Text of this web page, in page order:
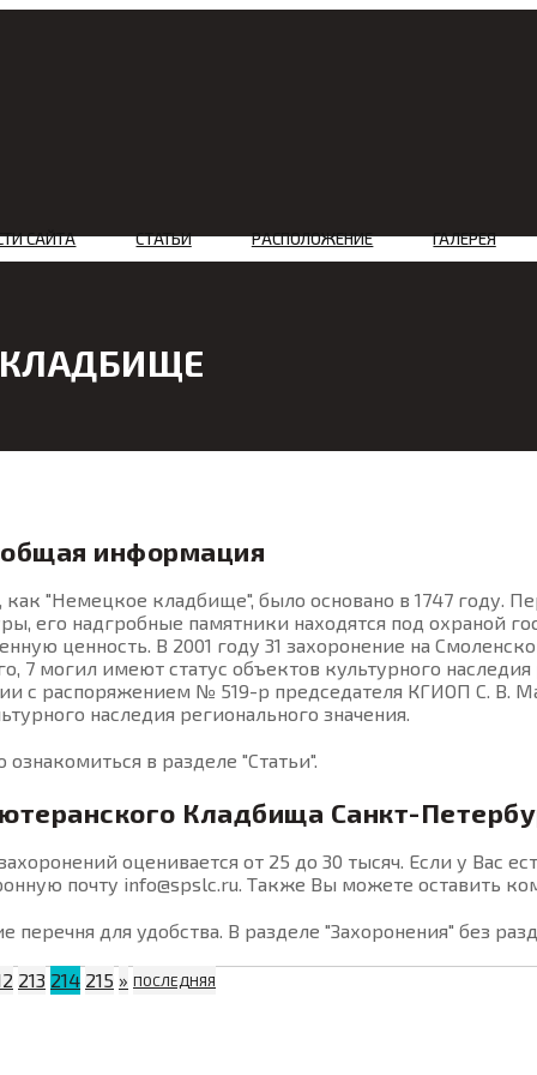
САЙТА СТАТЬИ РАСПОЛОЖЕНИЕ ГАЛЕРЕЯ
информация
как "Немецкое кладбище", было основано в 1747 году.
его надгробные памятники находятся под охраной
ценность. В 2001 году 31 захоронение на
7 могил имеют статус объектов культурного
с распоряжением № 519-р председателя КГИОП С.
наследия регионального значения.
в разделе "Статьи".
Кладбища Санкт-
оценивается от 25 до 30 тысяч. Если у Вас
почту info@spslc. ru . Также Вы можете оставить
перечня для удобства. В разделе "Захоронения" без
213 214 215 » ПОСЛЕДНЯЯ